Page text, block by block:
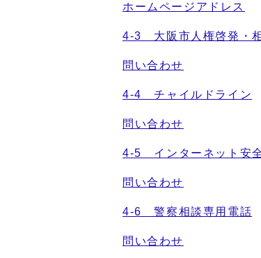
ホームページアドレス
4-3 大阪市人権啓発・
問い合わせ
4-4 チャイルドライン
問い合わせ
4-5 インターネット安
問い合わせ
4-6 警察相談専用電話
問い合わせ